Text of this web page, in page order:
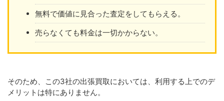
無料で価値に見合った査定をしてもらえる。
売らなくても料金は一切かからない。
そのため、この3社の出張買取においては、利用する上でのデ
メリットは特にありません。